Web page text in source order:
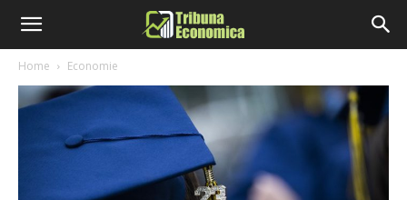
Home Economie